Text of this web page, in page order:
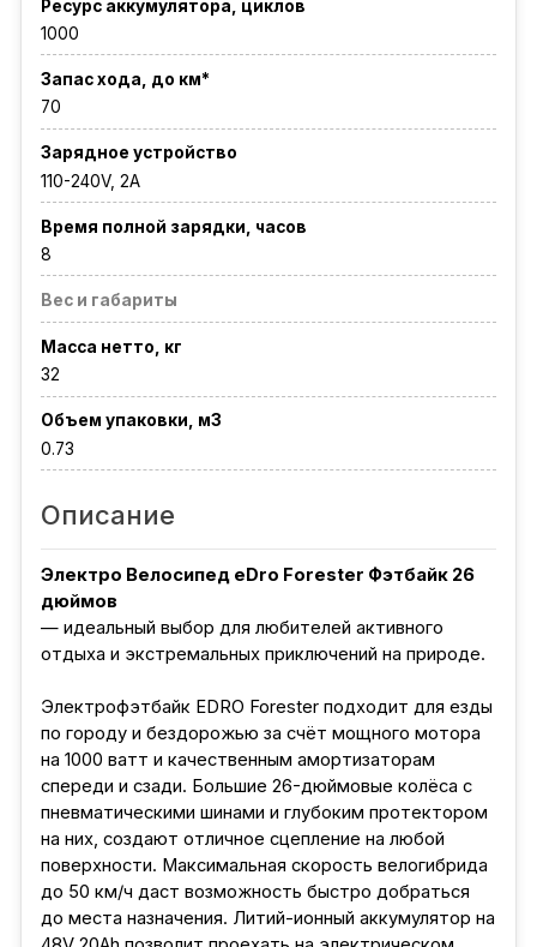
Ресурс аккумулятора, циклов
1000
Запас хода, до км*
70
Зарядное устройство
110-240V, 2A
Время полной зарядки, часов
8
Вес и габариты
Масса нетто, кг
32
Объем упаковки, м3
0.73
Описание
Электро Велосипед eDro Forester Фэтбайк 26
дюймов
— идеальный выбор для любителей активного
отдыха и экстремальных приключений на природе.
Электрофэтбайк EDRO Forester подходит для езды
по городу и бездорожью за счёт мощного мотора
на 1000 ватт и качественным амортизаторам
спереди и сзади. Большие 26-дюймовые колёса с
пневматическими шинами и глубоким протектором
на них, создают отличное сцепление на любой
поверхности. Максимальная скорость велогибрида
до 50 км/ч даст возможность быстро добраться
до места назначения. Литий-ионный аккумулятор на